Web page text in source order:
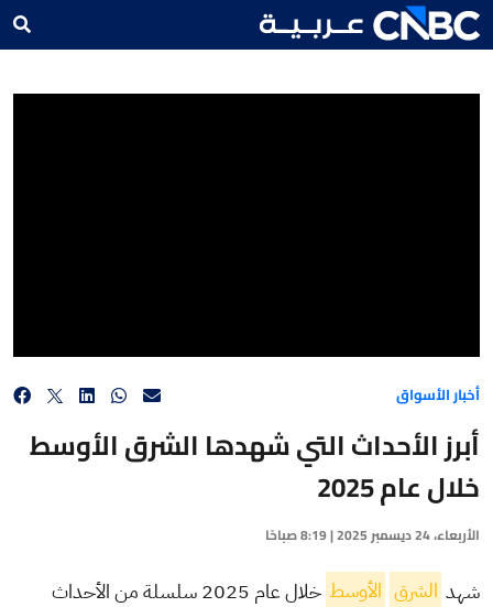
أخبار الأسواق
أبرز الأحداث التي شهدها الشرق الأوسط
خلال عام 2025
الأربعاء، 24 ديسمبر 2025 | 8:19 صباحًا
شهد الشرق الأوسط
خلال عام 2025 سلسلة من الأحداث